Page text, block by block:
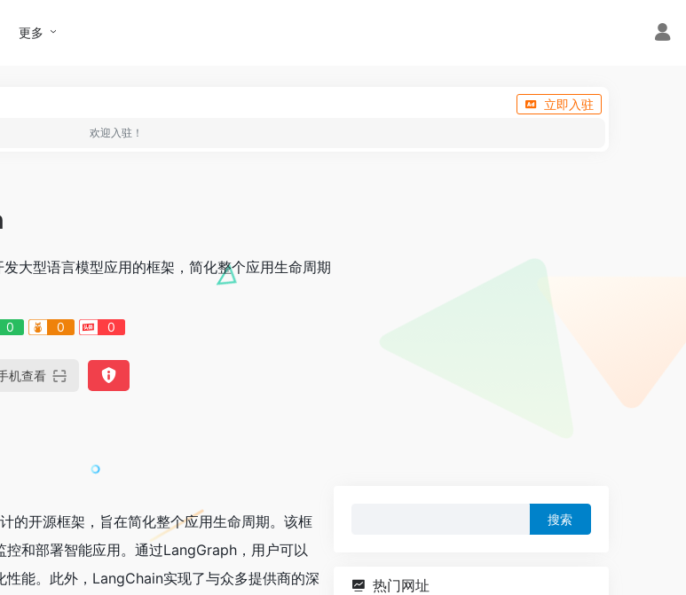
更多
立即入驻
欢迎入驻！
大型语言模型应用的框架，简化整个应用生命周期
0 0 0
机查看
的开源框架，旨在简化整个应用生命周期。该框
和部署智能应用。通过LangGraph，用户可以
能。此外，LangChain实现了与众多提供商的深
热门网址